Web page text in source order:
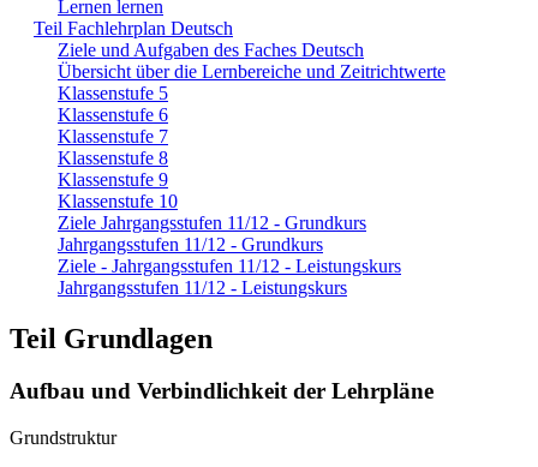
Lernen lernen
Teil Fachlehrplan Deutsch
Ziele und Aufgaben des Faches Deutsch
Übersicht über die Lernbereiche und Zeitrichtwerte
Klassenstufe 5
Klassenstufe 6
Klassenstufe 7
Klassenstufe 8
Klassenstufe 9
Klassenstufe 10
Ziele Jahrgangsstufen 11/12 - Grundkurs
Jahrgangsstufen 11/12 - Grundkurs
Ziele - Jahrgangsstufen 11/12 - Leistungskurs
Jahrgangsstufen 11/12 - Leistungskurs
Teil Grundlagen
Aufbau und Verbindlichkeit der Lehrpläne
Grundstruktur